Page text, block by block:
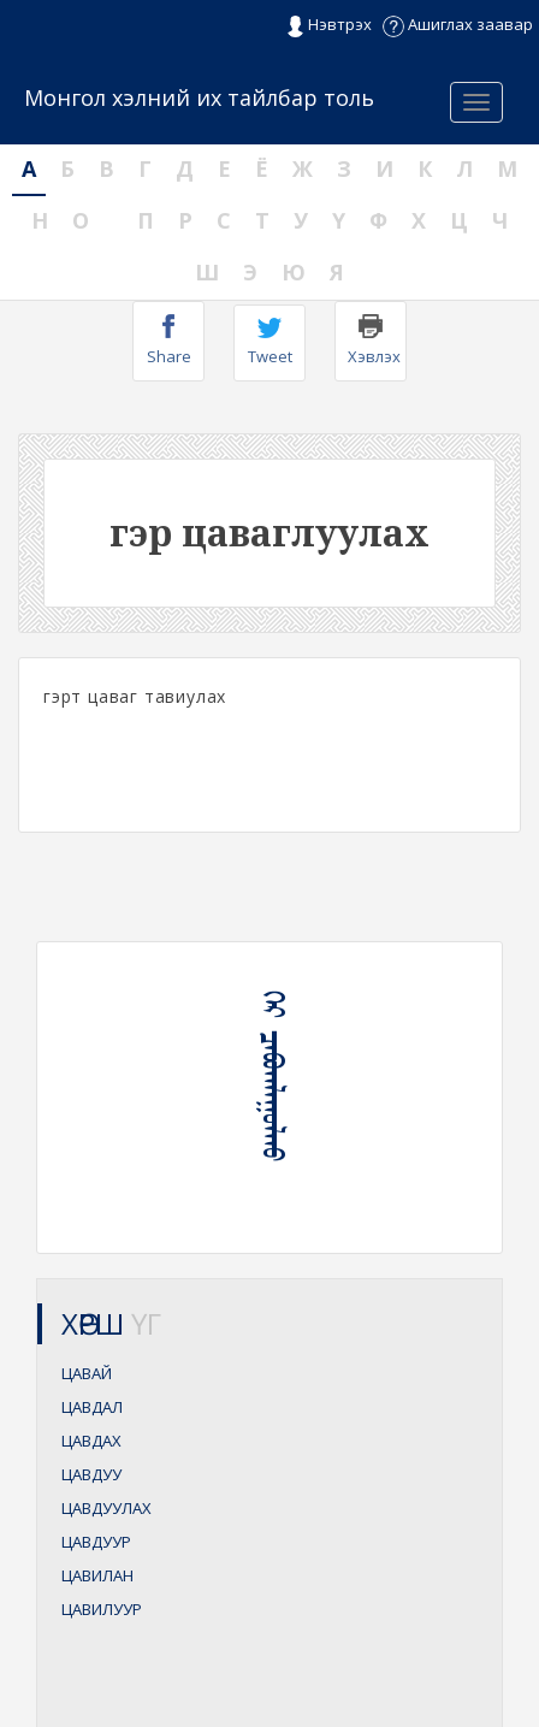
Нэвтрэх Ашиглах заавар
Menu
Монгол хэлний их тайлбар толь
А Б В Г Д Е Ё Ж З И К Л
М
Н
О П Р С Т У Ү Ф Х Ц
Ч
Ш
Э Ю Я
Share Tweet Хэвлэх
гэр цаваглуулах
гэрт цаваг тавиулах
ᠭᠡᠷ ᠴᠠᠪᠤᠭᠯᠠᠭᠤᠯᠬᠤ
ХӨРШ ҮГ
ЦАВАЙ
ЦАВДАЛ
ЦАВДАХ
ЦАВДУУ
ЦАВДУУЛАХ
ЦАВДУУР
ЦАВИЛАН
ЦАВИЛУУР